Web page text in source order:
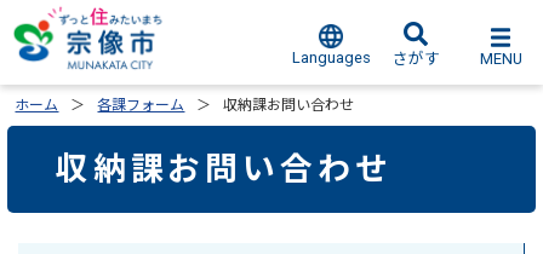
Languages さがす MENU
ホーム 各課フォーム 収納課お問い合わせ
収納課お問い合わせ